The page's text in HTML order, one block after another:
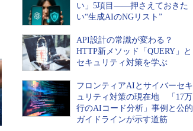
い」5項目――押さえておきた
い“生成AIのNGリスト”
API設計の常識が変わる？
HTTP新メソッド「QUERY」と
セキュリティ対策を学ぶ
フロンティアAIとサイバーセキ
ュリティ対策の現在地 「17万
行のAIコード分析」事例と公的
ガイドラインが示す道筋